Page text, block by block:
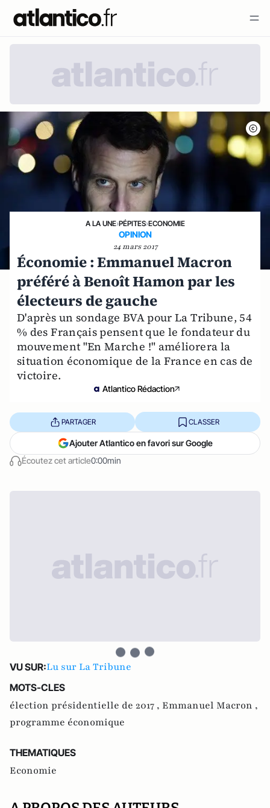
A LA UNE›PÉPITES›ECONOMIE
OPINION
24 mars 2017
Économie : Emmanuel Macron
préféré à Benoît Hamon par les
électeurs de gauche
D'après un sondage BVA pour La Tribune, 54
% des Français pensent que le fondateur du
mouvement "En Marche !" améliorera la
situation économique de la France en cas de
victoire.
Atlantico Rédaction
Écoutez cet article0:00min
PARTAGER CLASSER
Ajouter Atlantico en favori sur Google
VU SUR:Lu sur La Tribune
MOTS-CLES
élection présidentielle de 2017 , Emmanuel Macron ,
programme économique
THEMATIQUES
Economie